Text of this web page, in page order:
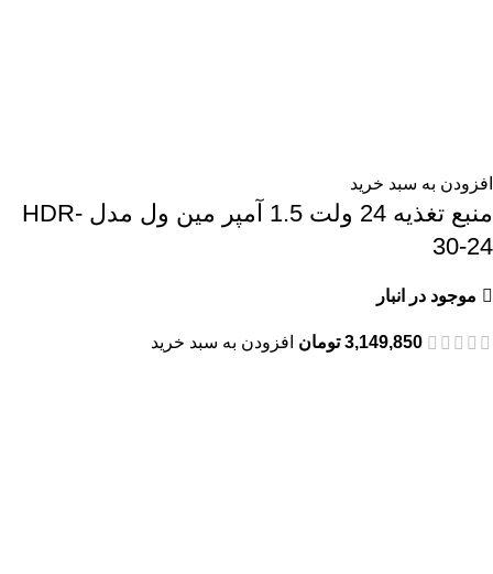
افزودن به سبد خرید
منبع تغذیه 24 ولت 1.5 آمپر مین ول مدل HDR-
30-24
موجود در انبار
3,149,850 تومان افزودن به سبد خرید